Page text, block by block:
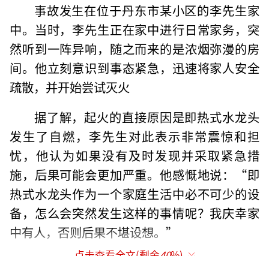
事故发生在位于丹东市某小区的李先生家
中。当时，李先生正在家中进行日常家务，突
然听到一阵异响，随之而来的是浓烟弥漫的房
间。他立刻意识到事态紧急，迅速将家人安全
疏散，并开始尝试灭火
据了解，起火的直接原因是即热式水龙头
发生了自燃，李先生对此表示非常震惊和担
忧，他认为如果没有及时发现并采取紧急措
施，后果可能会更加严重。他感慨地说：“即
热式水龙头作为一个家庭生活中必不可少的设
备，怎么会突然发生这样的事情呢？我庆幸家
中有人，否则后果不堪设想。”